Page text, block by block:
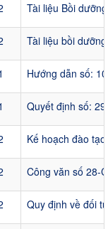
Tài liệu Bồi
Tài liệu bồi
Hướng dẫn số:
Quyết định số:
Kế hoạch đào
Công văn số 28-
Quy định về đối